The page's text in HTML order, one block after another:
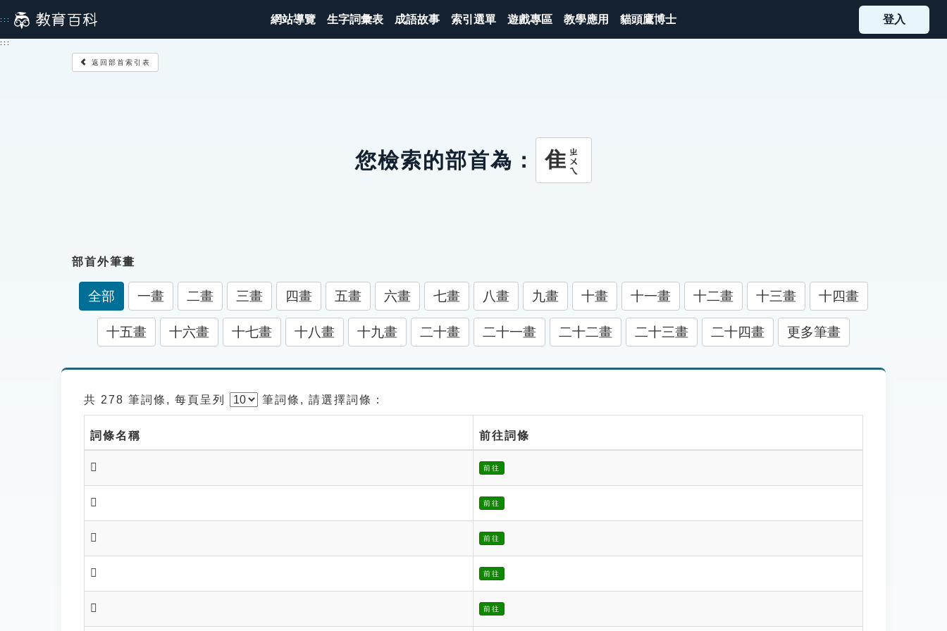
到
主
::: 網站導覽 生字詞彙表 成語故事 索引選單 遊戲專區 教學應用 貓頭鷹博士 登入
:::
返回部首索引表
您檢索的部首為： 隹ㄓㄨㄟ
部首外筆畫
全部 一畫 二畫 三畫 四畫 五畫 六畫 七畫 八畫 九畫 十畫 十一畫 十二畫 十三畫 十四畫
十五畫 十六畫 十七畫 十八畫 十九畫 二十畫 二十一畫 二十二畫 二十三畫 二十四畫 更多筆畫
共 278 筆詞條, 每頁呈列 筆詞條, 請選擇詞條：
詞條名稱 前往詞條
𩀭 前往
𩀮 前往
𩀯 前往
𩀰 前往
𩀱 前往